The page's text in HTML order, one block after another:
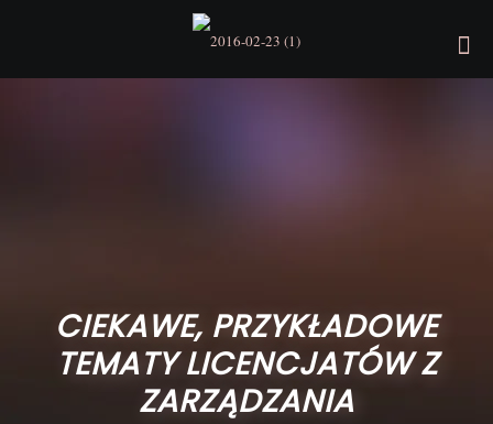
CIEKAWE, PRZYKŁADOWE
TEMATY LICENCJATÓW Z
ZARZĄDZANIA